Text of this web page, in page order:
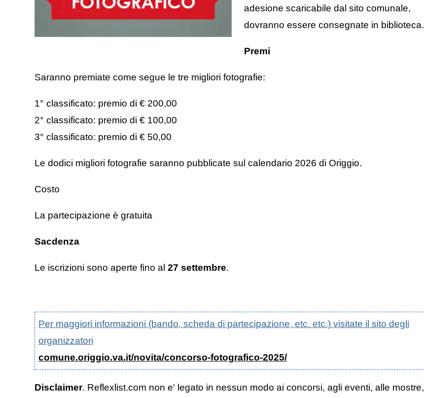
adesione scaricabile dal sito comunale,
dovranno essere consegnate in biblioteca.
Premi
Saranno premiate come segue le tre migliori fotografie:
1° classificato: premio di € 200,00
2° classificato: premio di € 100,00
3° classificato: premio di € 50,00
Le dodici migliori fotografie saranno pubblicate sul calendario 2026 di Origgio.
Costo
La partecipazione è gratuita
Sacdenza
Le iscrizioni sono aperte fino al 27 settembre.
Per maggiori informazioni (bando, scheda di partecipazione, etc. etc.) visitate il sito degli
organizzatori
comune.origgio.va.it/novita/concorso-fotografico-2025/
Disclaimer. Reflexlist.com non e' legato in nessun modo ai concorsi, agli eventi, alle mostre,